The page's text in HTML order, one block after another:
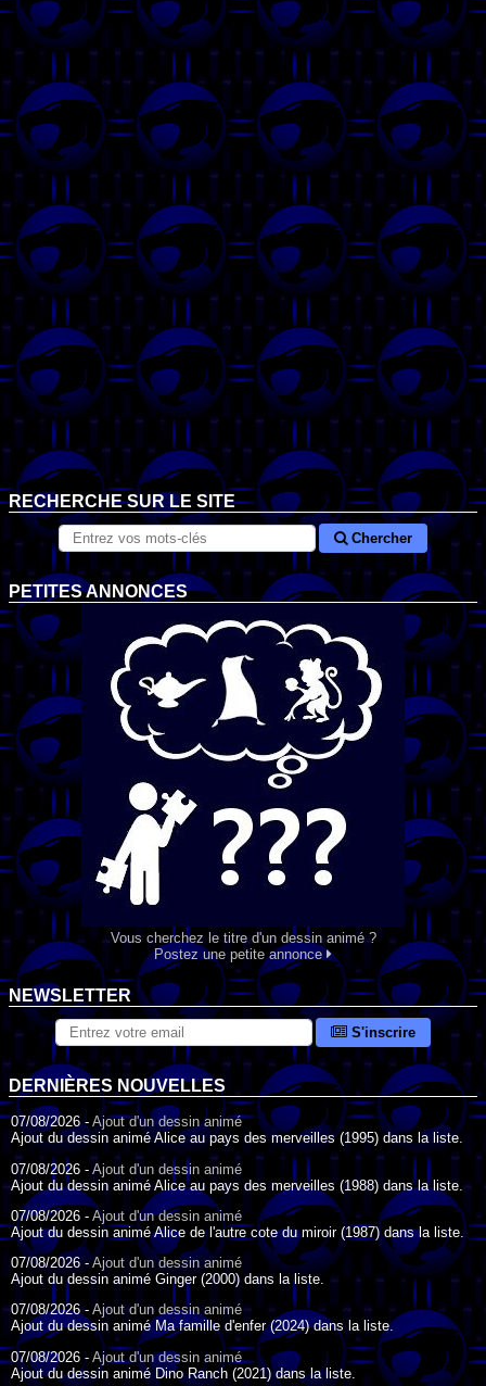
RECHERCHE SUR LE SITE
Chercher
PETITES ANNONCES
Vous cherchez le titre d'un dessin animé ?
Postez une petite annonce
NEWSLETTER
S'inscrire
DERNIÈRES NOUVELLES
07/08/2026 - Ajout d'un dessin animé
Ajout du dessin animé Alice au pays des merveilles (1995) dans la liste.
07/08/2026 - Ajout d'un dessin animé
Ajout du dessin animé Alice au pays des merveilles (1988) dans la liste.
07/08/2026 - Ajout d'un dessin animé
Ajout du dessin animé Alice de l'autre cote du miroir (1987) dans la liste.
07/08/2026 -Ajout d'un dessin animé
Ajout du dessin animé Ginger (2000) dans la liste.
07/08/2026 -Ajout d'un dessin animé
Ajout du dessin animé Ma famille d'enfer (2024) dans la liste.
07/08/2026 - Ajout d'un dessin animé
Ajout du dessin animé Dino Ranch (2021) dans la liste.